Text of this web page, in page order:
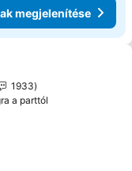
megjelenítése
a kedvencekhez
1933
a parttól